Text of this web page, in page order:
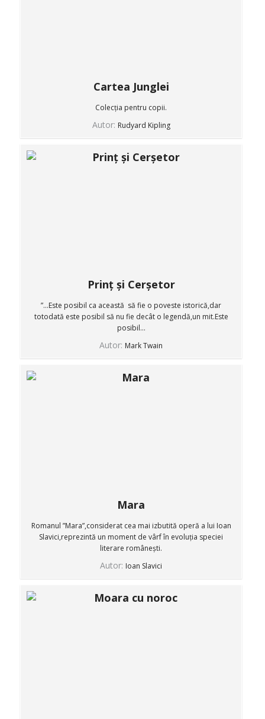
Cartea Junglei
Colecția pentru copii.
Autor: Rudyard Kipling
Prinț și Cerșetor
”...Este posibil ca această să fie o poveste istorică,dar
totodată este posibil să nu fie decât o legendă,un mit.Este
posibil...
Autor: Mark Twain
Mara
Romanul ”Mara”,considerat cea mai izbutită operă a lui Ioan
Slavici,reprezintă un moment de vârf în evoluția speciei
literare românești.
Autor: Ioan Slavici